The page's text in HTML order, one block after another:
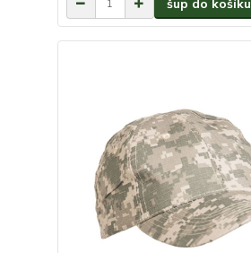
šup do košíku